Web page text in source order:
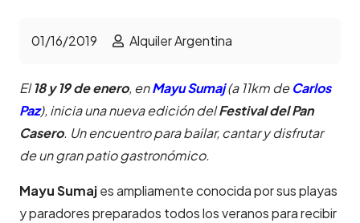
01/16/2019 Alquiler Argentina
El18 y 19 de enero, enMayu Sumaj(a 11km deCarlos
Paz), inicia una nueva edición delFestival del Pan
Casero. Un encuentro para bailar, cantar y disfrutar
de un gran patio gastronómico.
Mayu Sumajes ampliamente conocida por sus playas
y paradores preparados todos los veranos para recibir